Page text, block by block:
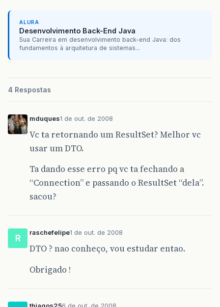
ALURA
Desenvolvimento Back-End Java
Sua Carreira em desenvolvimento back-end Java: dos
fundamentos à arquitetura de sistemas...
4 Respostas
mduques1 de out. de 2008
Vc ta retornando um ResultSet? Melhor vc
usar um DTO.
Ta dando esse erro pq vc ta fechando a
“Connection” e passando o ResultSet “dela”.
sacou?
R
raschefelipe1 de out. de 2008
DTO ? nao conheço, vou estudar entao.
Obrigado !
thiagos256 de out. de 2008